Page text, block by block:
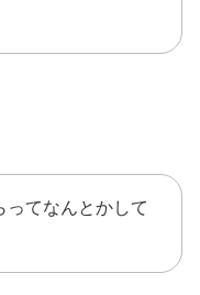
ってなんとかして